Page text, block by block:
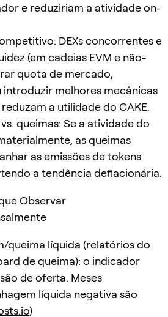
e reduziriam a atividade on-
DEXs concorrentes e
(em cadeias EVM e não-
quota de mercado,
melhores mecânicas
a utilidade do CAKE.
queimas: Se a atividade do
as queimas
as emissões de tokens
a tendência deflacionária.
Observar
queima líquida (relatórios do
de queima): o indicador
de oferta. Meses
líquida negativa são
)